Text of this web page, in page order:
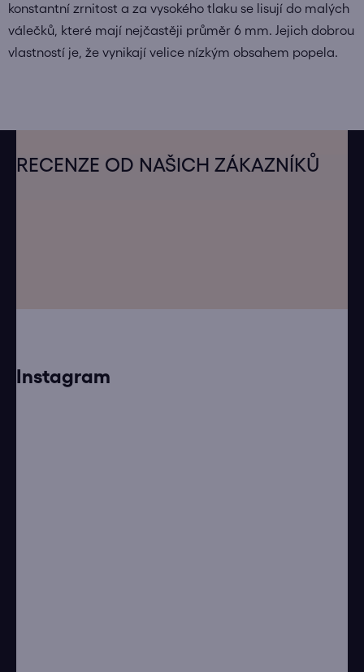
konstantní zrnitost a za vysokého tlaku se lisují do malých
válečků, které mají nejčastěji průměr 6 mm. Jejich dobrou
vlastností je, že vynikají velice nízkým obsahem popela.
RECENZE OD NAŠICH ZÁKAZNÍKŮ
Instagram